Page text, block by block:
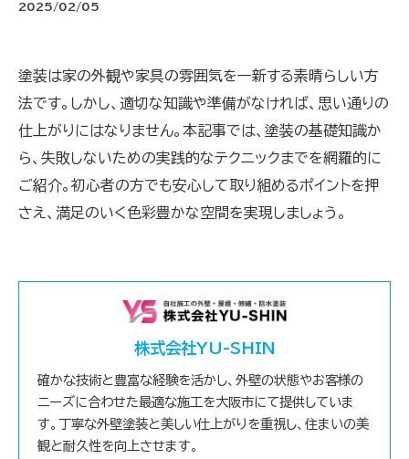
2025/02/05
塗装は家の外観や家具の雰囲気を一新する素晴らしい方
法です。しかし、適切な知識や準備がなければ、思い通りの
仕上がりにはなりません。本記事では、塗装の基礎知識か
ら、失敗しないための実践的なテクニックまでを網羅的に
ご紹介。初心者の方でも安心して取り組めるポイントを押
さえ、満足のいく色彩豊かな空間を実現しましょう。
株式会社YU-SHIN
確かな技術と豊富な経験を活かし、外壁の状態やお客様の
ニーズに合わせた最適な施工を大阪市にて提供していま
す。丁寧な外壁塗装と美しい仕上がりを重視し、住まいの美
観と耐久性を向上させます。